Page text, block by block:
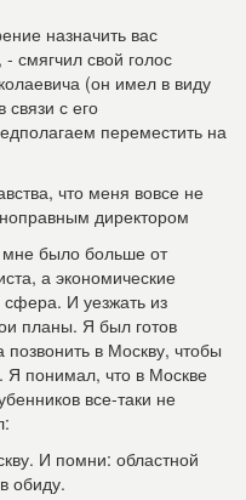
назначить вас
смягчил свой голос
(он имел в виду
с его
переместить на
что меня вовсе не
директором
мне было больше от
а экономические
сфера. И уезжать из
планы. Я был готов
позвонить в Москву, чтобы
Я понимал, что в Москве
все-таки не
И помни: областной
обиду.